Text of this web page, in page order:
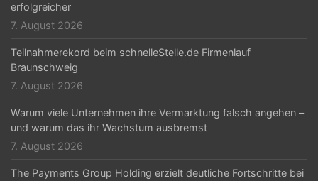
erfolgreicher
7. August 2026
Teilnahmerekord beim schnelleStelle.de Firmenlauf
Braunschweig
7. August 2026
Warum viele Unternehmen ihre Vermarktung falsch angehen –
und warum das ihr Wachstum ausbremst
7. August 2026
The Payments Group Holding erzielt deutliche Fortschritte bei